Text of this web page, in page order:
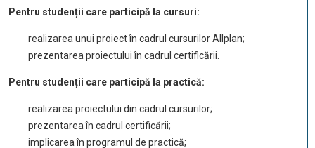
Pentru studenții care participă la cursuri:
realizarea unui proiect în cadrul cursurilor Allplan;
prezentarea proiectului în cadrul certificării.
Pentru studenții care participă la practică:
realizarea proiectului din cadrul cursurilor;
prezentarea în cadrul certificării;
implicarea în programul de practică;